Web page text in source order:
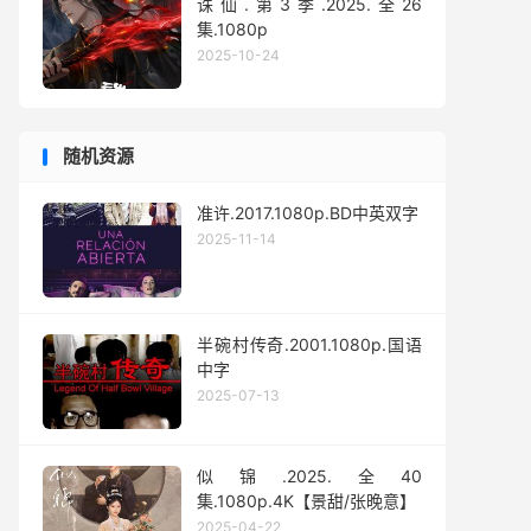
诛仙.第3季.2025.全26
集.1080p
2025-10-24
随机资源
准许.2017.1080p.BD中英双字
2025-11-14
半碗村传奇.2001.1080p.国语
中字
2025-07-13
似锦.2025.全40
集.1080p.4K【景甜/张晚意】
2025-04-22